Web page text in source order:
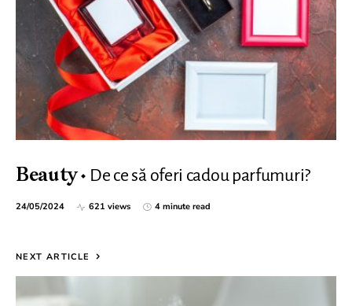
Beauty De ce să oferi cadou parfumuri?
24/05/2024 621 views 4 minute read
NEXT ARTICLE